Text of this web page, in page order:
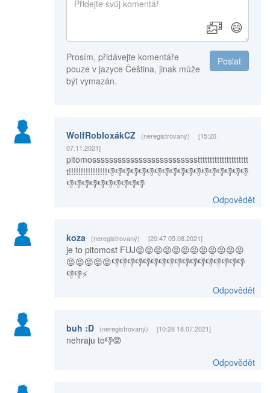
😄
Poslat
Prosím, přidávejte komentáře
pouze v jazyce Čeština, jinak může
být vymazán.
WolfRobloxákCZ (neregistrovaný)
[15:20
07.11.2021]
pitomosssssssssssssssssssssssssttttttttttttttttttttt
t!!!!!!!!!!!!!!!!👎👎👎👎👎👎👎👎👎👎👎👎👎👎👎👎👎👎
👎👎👎👎👎👎👎👎👎👎
Odpovědět
koza (neregistrovaný) [20:47 05.08.2021]
je to pitomost FUJ😡😡😡😡😡😡😡😡😡😡😡😡
😡😡😡😡😡👎👎👎👎👎👎👎👎👎👎👎👎👎👎👎👎👎
👎👎⚡
Odpovědět
buh :D (neregistrovaný) [10:28 18.07.2021]
nehraju to👎😡
Odpovědět